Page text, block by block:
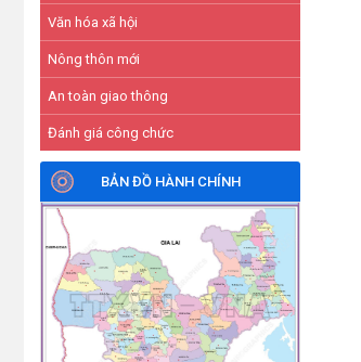
Văn hóa xã hội
Nông thôn mới
An toàn giao thông
Đánh giá công chức
BẢN ĐỒ HÀNH CHÍNH